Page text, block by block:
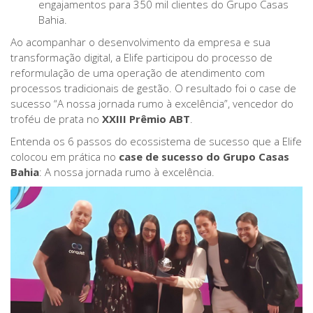
engajamentos para 350 mil clientes do Grupo Casas
Bahia.
Ao acompanhar o desenvolvimento da empresa e sua
transformação digital, a Elife participou do processo de
reformulação de uma operação de atendimento com
processos tradicionais de gestão. O resultado foi o case de
sucesso “A nossa jornada rumo à excelência”, vencedor do
troféu de prata no XXIII Prêmio ABT.
Entenda os 6 passos do ecossistema de sucesso que a Elife
colocou em prática no case de sucesso do Grupo Casas
Bahia: A nossa jornada rumo à excelência.